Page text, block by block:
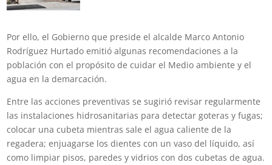
Por ello, el Gobierno que preside el alcalde Marco Antonio
Rodríguez Hurtado emitió algunas recomendaciones a la
población con el propósito de cuidar el Medio ambiente y el
agua en la demarcación.
Entre las acciones preventivas se sugirió revisar regularmente
las instalaciones hidrosanitarias para detectar goteras y fugas;
colocar una cubeta mientras sale el agua caliente de la
regadera; enjuagarse los dientes con un vaso del líquido, así
como limpiar pisos, paredes y vidrios con dos cubetas de agua.